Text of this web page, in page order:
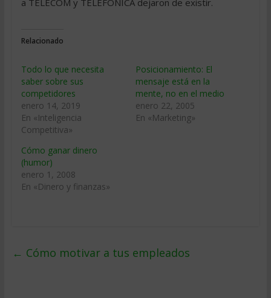
a TELECOM y TELEFONICA dejaron de existir.
Relacionado
Todo lo que necesita
saber sobre sus
competidores
enero 14, 2019
En «Inteligencia
Competitiva»
Posicionamiento: El
mensaje está en la
mente, no en el medio
enero 22, 2005
En «Marketing»
Cómo ganar dinero
(humor)
enero 1, 2008
En «Dinero y finanzas»
← Cómo motivar a tus empleados